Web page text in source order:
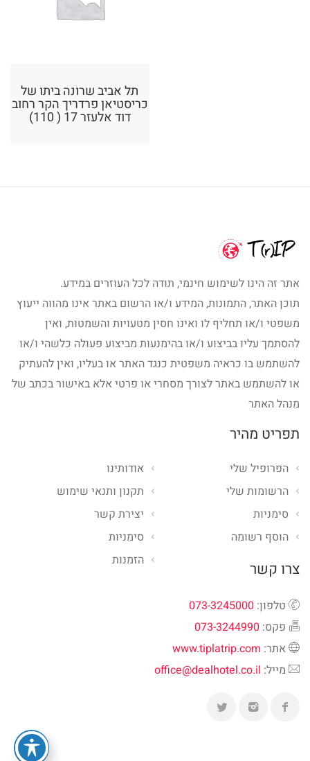
תל אביב שרונה ביתו של
כריסטיאן פרדריך הקר רחוב
דוד אלעזר 17 ( 110)
אתר זה הינו לשימוש חינמי, תודה לכל העוזרים במידע.
תוכן האתר, התמונות, המידע ו/או הרשום באתר אינו מהווה ייעוץ
משפטי ו/או תחליף לו ואינו חסין מטעויות והשמטות, ואין
להסתמך עליו בביצוע ו/או בהימנעות מביצוע פעולה כלשהי ו/או
להשתמש בו כראיה משפטית כנגד האתר או בעליו, ואין להעתיק
או להשתמש באתר לצורך מסחרי או פרטי אלא באישור בכתב של
מנהל האתר
תפריט מהיר
אודותינו
תקנון ותנאי שימוש
יצירת קשר
סימניות
הזמנות
הפרופיל שלי
הרשומות שלי
סימניות
הוסף רשומה
צרו קשר
טלפון: 073-3245000
פקס: 073-3244990
אתר: www.tiplatrip.com
מייל: office@dealhotel.co.il